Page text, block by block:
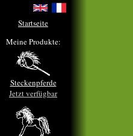
Startseite
Meine Produkte:
Steckenpferde
Jetzt verfügbar